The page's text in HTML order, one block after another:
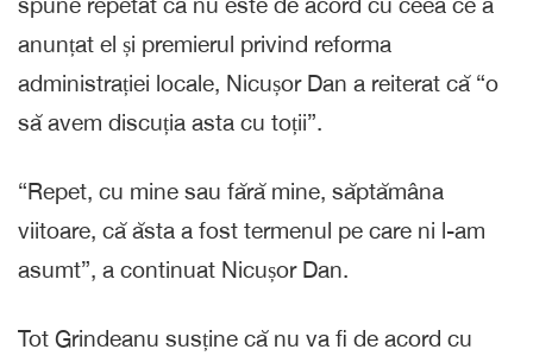
anunțat el și premierul privind reforma
administrației locale, Nicușor Dan a reiterat că “o
să avem discuția asta cu toții”.
“Repet, cu mine sau fără mine, săptămâna
viitoare, că ăsta a fost termenul pe care ni l-am
asumt”, a continuat Nicușor Dan.
Tot Grindeanu susține că nu va fi de acord cu